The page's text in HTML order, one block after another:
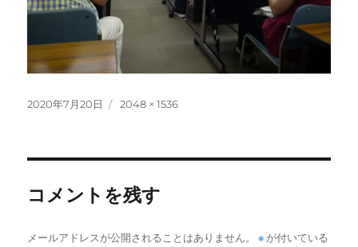
投
2020年7月20日
フ
2048 × 1536
コメントを残す
メールアドレスが公開されることはありません。 ※ が付いている